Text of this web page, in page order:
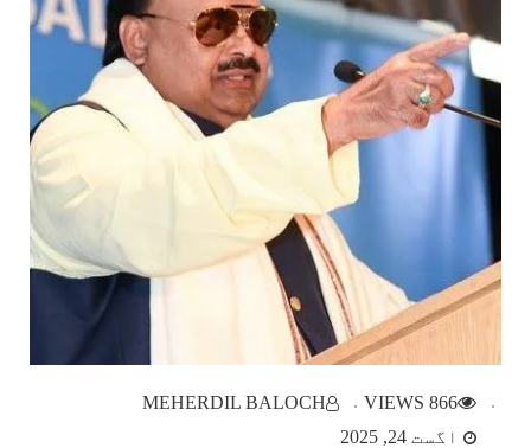
انٹرویوز خبریں
اگست 24, 2025
باہیس اگست دو ہزار سولہ کو میرے اور ایم کیو
ایم کےخلاف اسٹیبلشمنٹ کی جانب سے سازش کی گئی۔
الطاف حسین
باہیس اگست دو ہزار سولہ کو میرے اور ایم کیو
ایم کےخلاف اسٹیبلشمنٹ کی جانب سے سازش کی گئی۔
الطاف حسین 22 اگست 2016ء کومیرے اور MQM
کےخلاف اسٹیبلشمنٹ کی جانب سے سازش کی
866 VIEWS
MEHERDIL BALOCH
اگست 24, 2025